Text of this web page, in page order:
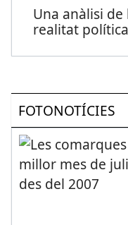
Una anàlisi
realitat
FOTONOTÍCIES